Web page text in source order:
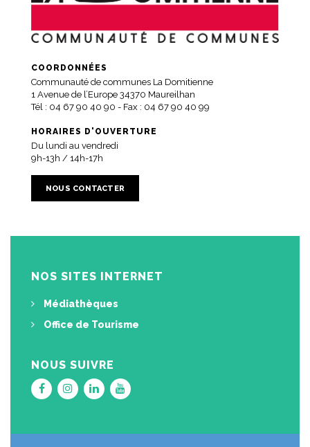
COORDONNÉES
Communauté de communes La Domitienne
1 Avenue de l’Europe 34370 Maureilhan
Tél : 04 67 90 40 90 - Fax : 04 67 90 40 99
HORAIRES D'OUVERTURE
Du lundi au vendredi
9h-13h / 14h-17h
NOUS CONTACTER
NOS SITES INTERNET
Médiathèques
Office de Tourisme
NOUS SUIVRE
Lien
vers
Facebook
Lien
vers
Instagram
Lien
vers
Linkedin
Lien
vers
Youtube